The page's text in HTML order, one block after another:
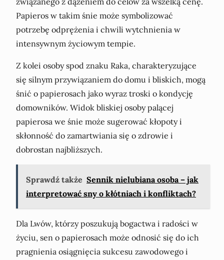
Papieros w takim śnie może symbolizować
potrzebę odprężenia i chwili wytchnienia w
intensywnym życiowym tempie.
Z kolei osoby spod znaku Raka, charakteryzujące
się silnym przywiązaniem do domu i bliskich, mogą
śnić o papierosach jako wyraz troski o kondycję
domowników. Widok bliskiej osoby palącej
papierosa we śnie może sugerować kłopoty i
skłonność do zamartwiania się o zdrowie i
dobrostan najbliższych.
Sprawdź także Sennik nielubiana osoba – jak
interpretować sny o kłótniach i konfliktach?
Dla Lwów, którzy poszukują bogactwa i radości w
życiu, sen o papierosach może odnosić się do ich
pragnienia osiągnięcia sukcesu zawodowego i